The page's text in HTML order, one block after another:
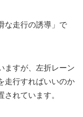
な走行の誘導」で
ますが、左折レーン
走行すればいいのか
れています。